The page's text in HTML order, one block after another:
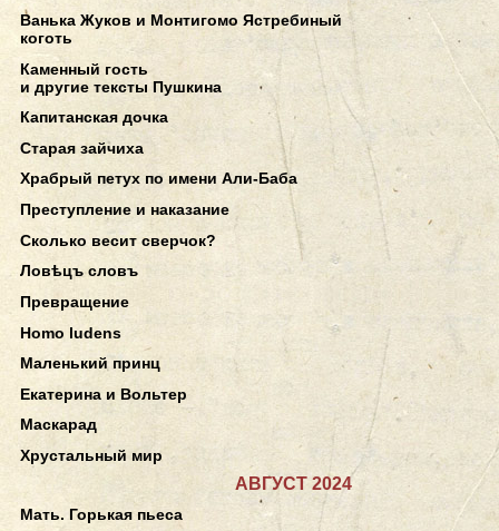
Ванька Жуков и Монтигомо Ястребиный
коготь
Каменный гость
и другие тексты Пушкина
Капитанская дочка
Старая зайчиха
Храбрый петух по имени Али-Баба
Преступление и наказание
Сколько весит сверчок?
Ловѣцъ словъ
Превращение
Homo ludens
Маленький принц
Екатерина и Вольтер
Маскарад
Хрустальный мир
АВГУСТ 2024
Мать. Горькая пьеса